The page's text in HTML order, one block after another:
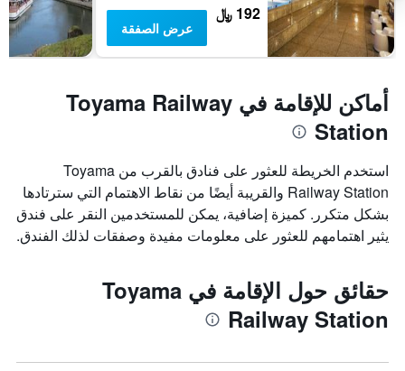
192 ﷼
عرض الصفقة
أماكن للإقامة في Toyama Railway
Station
استخدم الخريطة للعثور على فنادق بالقرب من Toyama
Railway Station والقريبة أيضًا من نقاط الاهتمام التي سترتادها
بشكل متكرر. كميزة إضافية، يمكن للمستخدمين النقر على فندق
يثير اهتمامهم للعثور على معلومات مفيدة وصفقات لذلك الفندق.
حقائق حول الإقامة في Toyama
Railway Station